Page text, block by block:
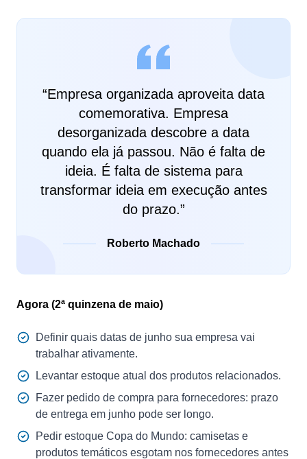
“Empresa organizada aproveita data
comemorativa. Empresa
desorganizada descobre a data
quando ela já passou. Não é falta de
ideia. É falta de sistema para
transformar ideia em execução antes
do prazo.”
Roberto Machado
Agora (2ª quinzena de maio)
Definir quais datas de junho sua empresa vai
trabalhar ativamente.
Levantar estoque atual dos produtos relacionados.
Fazer pedido de compra para fornecedores: prazo
de entrega em junho pode ser longo.
Pedir estoque Copa do Mundo: camisetas e
produtos temáticos esgotam nos fornecedores antes